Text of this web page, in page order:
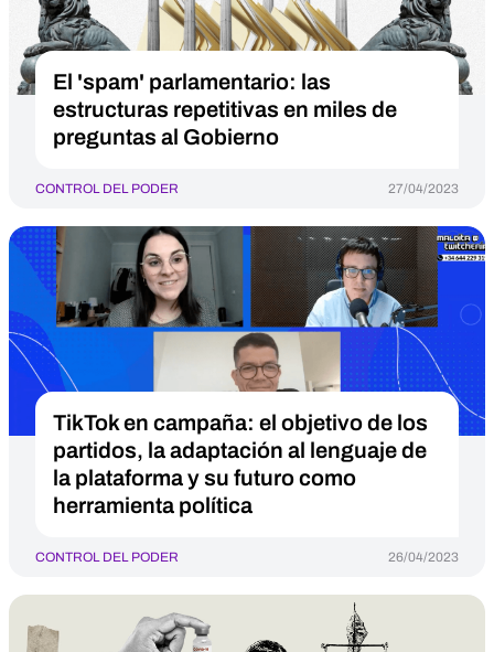
El 'spam' parlamentario: las
estructuras repetitivas en miles de
preguntas al Gobierno
CONTROL DEL PODER 27/04/2023
TikTok en campaña: el objetivo de los
partidos, la adaptación al lenguaje de
la plataforma y su futuro como
herramienta política
CONTROL DEL PODER 26/04/2023